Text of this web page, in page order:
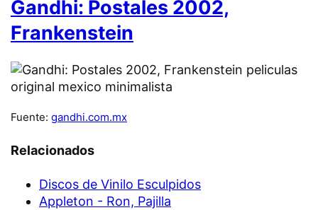
Gandhi: Postales 2002,
Frankenstein
Fuente: gandhi.com.mx
Relacionados
Discos de Vinilo Esculpidos
Appleton - Ron, Pajilla